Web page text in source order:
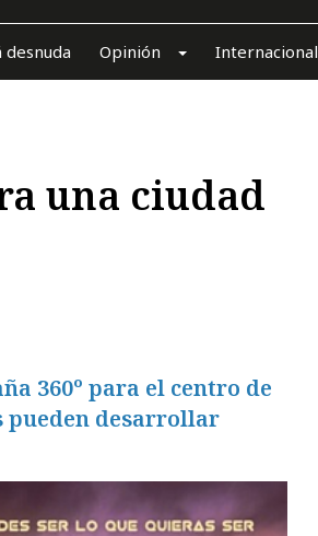
desnuda Opinión Internacional
una ciudad
360º para el centro de
pueden desarrollar